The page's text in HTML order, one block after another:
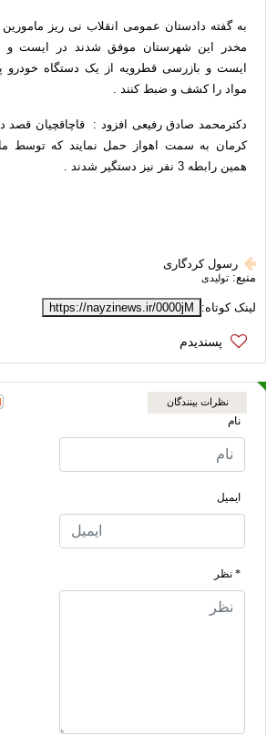
به گفته دادستان عمومی انقلاب نی ریز مامورین
مخدر این شهرستان موفق شدند در ایست و
ایست و بازرسی قطرویه از یک دستگاه خودرو
مواد را کشف و ضبط کنند .
دکترمحمد صادق رفیعی افزود : قاچاقچیان قصد
کرمان به سمت اهواز حمل نمایند که توسط
همین رابطه 3 نفر نیز دستگیر شدند .
رسول کردگاری
منبع: تولیدی
لینک کوتاه: https://nayzinews.ir/0000jM
نظرات بینندگان
نام
ایمیل
* نظر